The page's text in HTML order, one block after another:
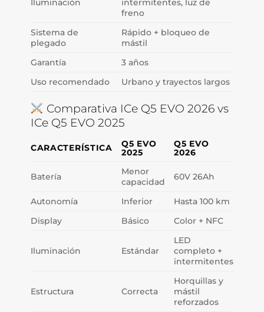
Iluminación
intermitentes, luz de
freno
Sistema de
plegado
Rápido + bloqueo de
mástil
Garantía
3 años
Uso recomendado
Urbano y trayectos largos
Comparativa ICe Q5 EVO 2026 vs
ICe Q5 EVO 2025
CARACTERÍSTICA
Q5 EVO
2025
Q5 EVO
2026
Batería
Menor
capacidad
60V 26Ah
Autonomía Inferior
Hasta 100 km
Display
Básico Color + NFC
Iluminación Estándar
LED
completo +
intermitentes
Estructura Correcta
Horquillas y
mástil
reforzados